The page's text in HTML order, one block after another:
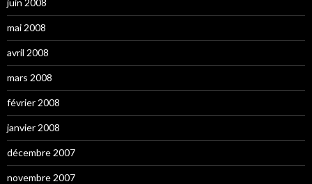
juin 2008
mai 2008
avril 2008
mars 2008
février 2008
janvier 2008
décembre 2007
novembre 2007